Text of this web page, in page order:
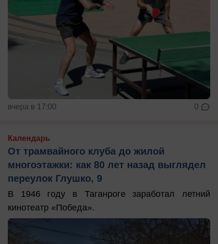
вчера в 17:00 0
Календарь
От трамвайного клуба до жилой
многоэтажки: как 80 лет назад выглядел
переулок Глушко, 9
В 1946 году в Таганроге заработал летний
кинотеатр «Победа».